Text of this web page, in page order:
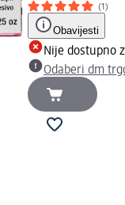
(1)
Obavijesti
Nije dostupno
Odaberi dm